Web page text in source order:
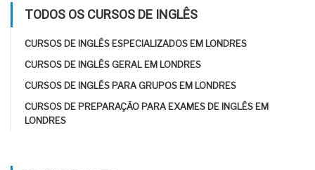
TODOS OS CURSOS DE INGLÊS
CURSOS DE INGLÊS ESPECIALIZADOS EM LONDRES
CURSOS DE INGLÊS GERAL EM LONDRES
CURSOS DE INGLÊS PARA GRUPOS EM LONDRES
CURSOS DE PREPARAÇÃO PARA EXAMES DE INGLÊS EM
LONDRES